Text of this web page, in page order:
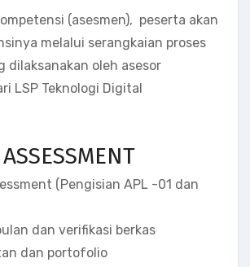
(asesmen), peserta akan
melalui serangkaian proses
dilaksanakan oleh asesor
LSP Teknologi Digital
(Pengisian APL -01 dan
dan verifikasi berkas
dan portofolio